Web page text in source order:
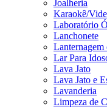
Joalheria
Karaokê/
Laboratório
Lanchonete
Lar Para
Lava Jato
Lava Jato e
Lavanderia
Limpeza de